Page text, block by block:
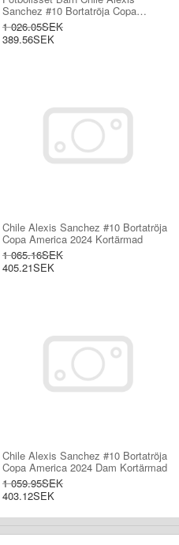
Sanchez #10 Bortatröja Copa
America 2024 Mini-Kit Kortärmad (+
korta byxor)
1 026.05SEK
389.56SEK
Chile Alexis Sanchez #10 Bortatröja
Copa America 2024 Kortärmad
1 065.16SEK
405.21SEK
Chile Alexis Sanchez #10 Bortatröja
Copa America 2024 Dam Kortärmad
1 059.95SEK
403.12SEK